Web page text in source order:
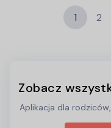
1 2
Zobacz
Aplikacja dla